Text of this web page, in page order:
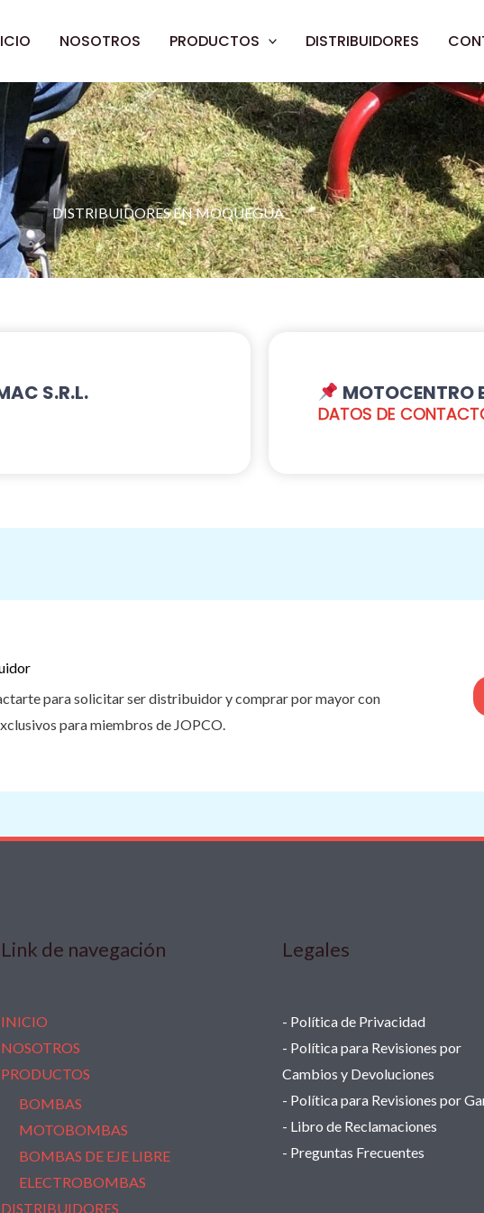
NOSOTROS PRODUCTOS DISTRIBUIDORES
DISTRIBUIDORES EN MOQUEGUA
S.R.L. MOTOCENTRO
DATOS DE
para solicitar ser distribuidor y comprar por mayor con
para miembros de JOPCO.
Link de navegación
INICIO
NOSOTROS
PRODUCTOS
BOMBAS
MOTOBOMBAS
BOMBAS DE EJE LIBRE
ELECTROBOMBAS
DISTRIBUIDORES
Legales
- Política de Privacidad
- Política para Revisiones por
Cambios y Devoluciones
- Política para Revisiones por
- Libro de Reclamaciones
- Preguntas Frecuentes